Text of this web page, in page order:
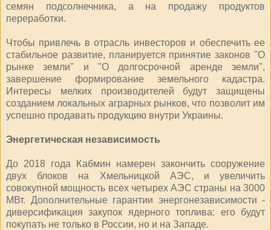
семян подсолнечника, а на продажу продуктов
переработки.
Чтобы привлечь в отрасль инвесторов и обеспечить ее
стабильное развитие, планируется принятие законов "О
рынке земли" и "О долгосрочной аренде земли",
завершение формирование земельного кадастра.
Интересы мелких производителей будут защищены
созданием локальных аграрных рынков, что позволит им
успешно продавать продукцию внутри Украины.
Энергетическая независимость
До 2018 года Кабмин намерен закончить сооружение
двух блоков на Хмельницкой АЭС, и увеличить
совокупной мощность всех четырех АЭС страны на 3000
МВт. Дополнительные гарантии энергонезависимости -
диверсификация закупок ядерного топлива: его будут
покупать не только в России, но и на Западе.